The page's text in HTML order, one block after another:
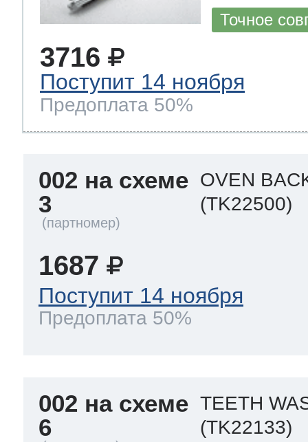
Точное
3716
Поступит 14 ноября
Предоплата 50%
002 на схеме
3
OVEN
(TK22500)
1687
Поступит 14 ноября
Предоплата 50%
002 на схеме
6
TEETH
(TK22133)